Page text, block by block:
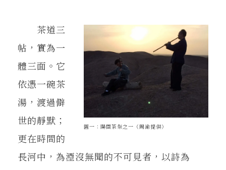
圖一：陽關茶祭之一（周渝提供）
茶道三
帖，實為一
體三面。它
依憑一碗茶
湯，渡過僻
世的靜默；
更在時間的
長河中，為湮沒無聞的不可見者，以詩為